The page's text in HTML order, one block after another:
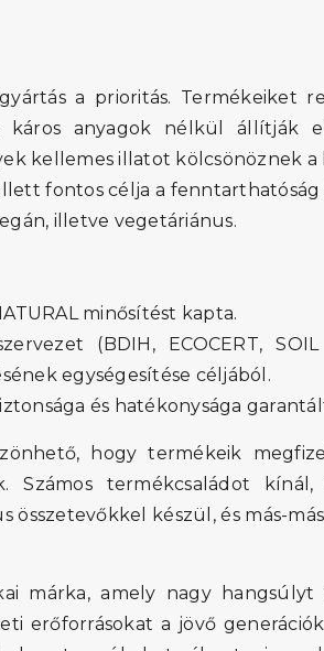
a prioritás. Termékeiket
káros anyagok nélkül állítják
kellemes illatot kölcsönöznek
fontos célja a fenntarthatóság
illetve vegetáriánus.
minősítést kapta.
(BDIH, ECOCERT, SOIL
egységesítése céljából.
és hatékonysága
hogy termékeik
Számos termékcsaládot
összetevőkkel készül, és más-
márka, amely nagy
erőforrásokat a jövő